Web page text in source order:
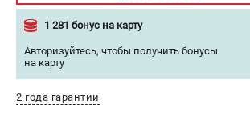
ИНФОРМАЦИЯ
О бренде
Пользовательское соглашение
Способы оплаты
1 281 бонус на карту
Авторизуйтесь, чтобы получить бонусы
на карту
2 года гарантии